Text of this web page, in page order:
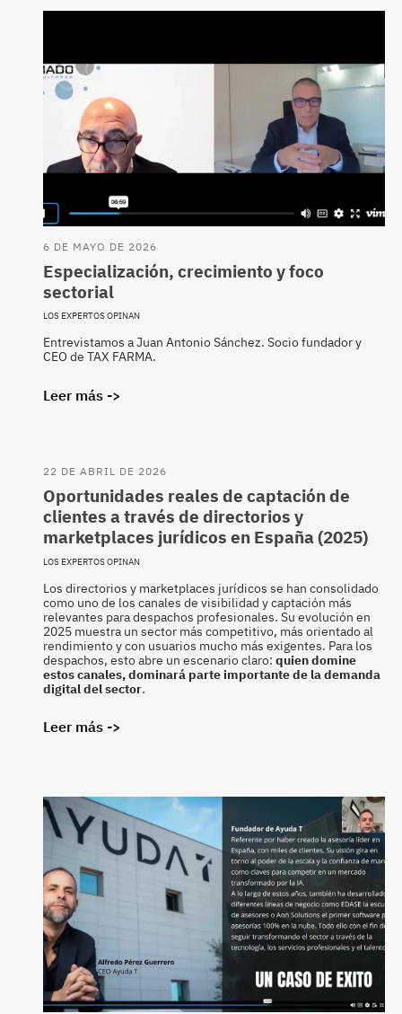
6 DE MAYO DE 2026
Especialización, crecimiento y foco
sectorial
LOS EXPERTOS OPINAN
Entrevistamos a Juan Antonio Sánchez. Socio fundador y
CEO de TAX FARMA.
Leer más ->
22 DE ABRIL DE 2026
Oportunidades reales de captación de
clientes a través de directorios y
marketplaces jurídicos en España (2025)
LOS EXPERTOS OPINAN
Los directorios y marketplaces jurídicos se han consolidado
como uno de los canales de visibilidad y captación más
relevantes para despachos profesionales. Su evolución en
2025 muestra un sector más competitivo, más orientado al
rendimiento y con usuarios mucho más exigentes. Para los
despachos, esto abre un escenario claro: quien domine
estos canales, dominará parte importante de la demanda
digital del sector.
Leer más ->